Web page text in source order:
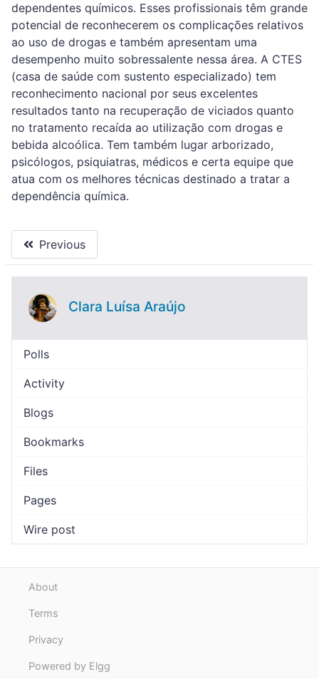
dependentes químicos. Esses profissionais têm grande
potencial de reconhecerem os complicações relativos
ao uso de drogas e também apresentam uma
desempenho muito sobressalente nessa área. A CTES
(casa de saúde com sustento especializado) tem
reconhecimento nacional por seus excelentes
resultados tanto na recuperação de viciados quanto
no tratamento recaída ao utilização com drogas e
bebida alcoólica. Tem também lugar arborizado,
psicólogos, psiquiatras, médicos e certa equipe que
atua com os melhores técnicas destinado a tratar a
dependência química.
Previous
Clara Luísa Araújo
Polls
Activity
Blogs
Bookmarks
Files
Pages
Wire post
About
Terms
Privacy
Powered by Elgg